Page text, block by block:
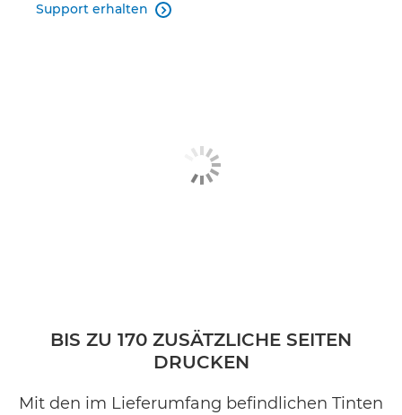
Support erhalten 
BIS ZU 170 ZUSÄTZLICHE SEITEN
DRUCKEN
Mit den im Lieferumfang befindlichen Tinten